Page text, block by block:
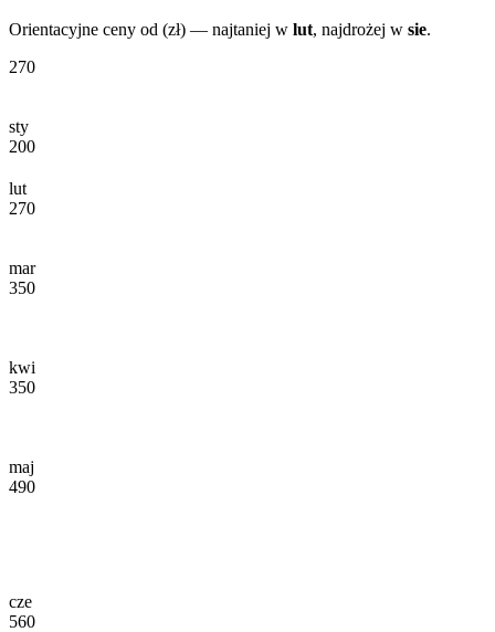
Orientacyjne ceny od (zł) — najtaniej w lut, najdrożej w sie.
270
sty
200
lut
270
mar
350
kwi
350
maj
490
cze
560